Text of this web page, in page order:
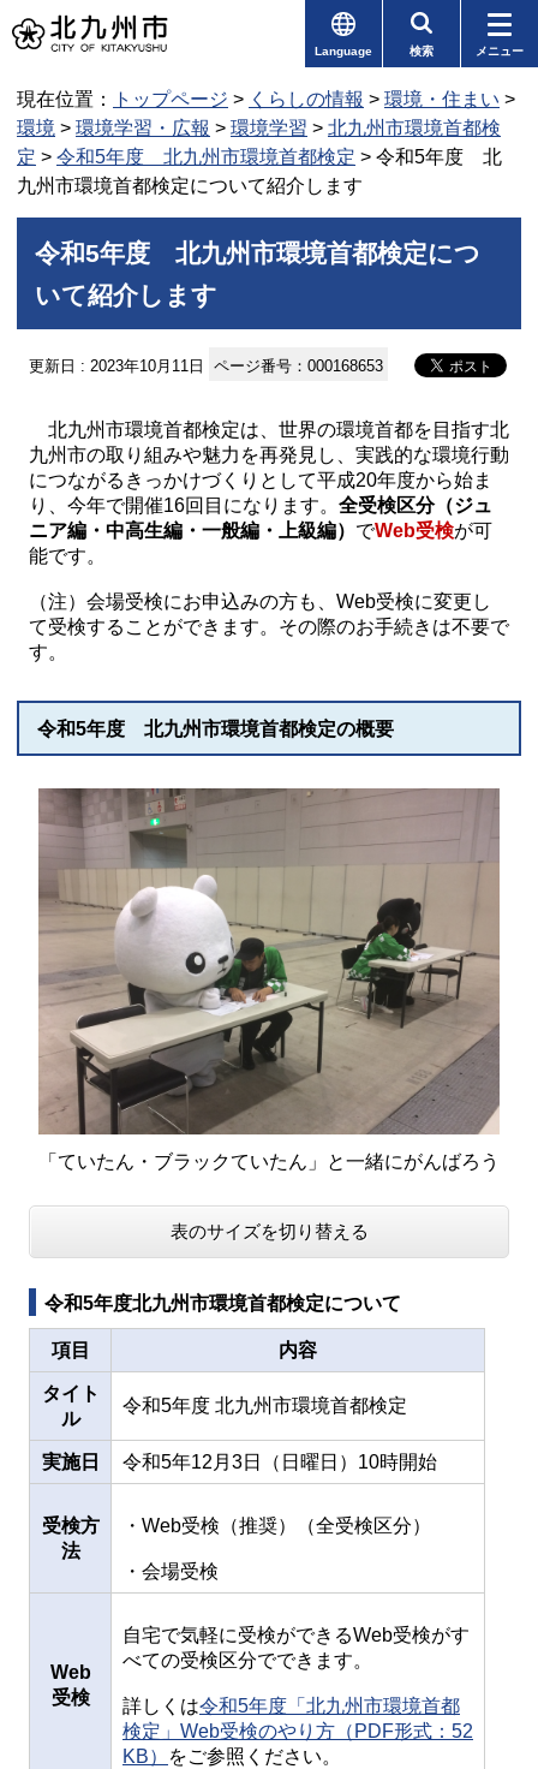
Language 検索 メニュー
現在位置： トップページ > くらしの情報 > 環境・住まい >
環境 > 環境学習・広報 > 環境学習 > 北九州市環境首都検
定 > 令和5年度 北九州市環境首都検定 > 令和5年度 北
九州市環境首都検定について紹介します
令和5年度 北九州市環境首都検定につ
いて紹介します
更新日 : 2023年10月11日 ページ番号：000168653
北九州市環境首都検定は、世界の環境首都を目指す北
九州市の取り組みや魅力を再発見し、実践的な環境行動
につながるきっかけづくりとして平成20年度から始ま
り、今年で開催16回目になります。 全受検区分（ジュ
ニア編・中高生編・一般編・上級編） でWeb受検が可
能です。
（注）会場受検にお申込みの方も、Web受検に変更し
て受検することができます。その際のお手続きは不要で
す。
令和5年度 北九州市環境首都検定の概要
「ていたん・ブラックていたん」と一緒にがんばろう
表のサイズを切り替える
令和5年度北九州市環境首都検定について
項目 内容
タイト
ル
令和5年度 北九州市環境首都検定
実施日 令和5年12月3日（日曜日）10時開始
受検方
法
・Web受検（推奨）（全受検区分）
・会場受検
Web
受検
自宅で気軽に受検ができるWeb受検がす
べての受検区分でできます。
詳しくは令和5年度「北九州市環境首都
検定」Web受検のやり方（PDF形式：52
KB）
をご参照ください。